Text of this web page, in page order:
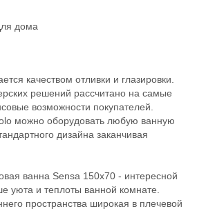
дома
качеством отливки и глазировки.
решений рассчитано на самые
возможности покупателей.
можно оборудовать любую ванную
дизайна заканчивая
ванна Sensa 150х70 - интересной
уюта и теплоты ванной комнате.
пространства широкая в плечевой